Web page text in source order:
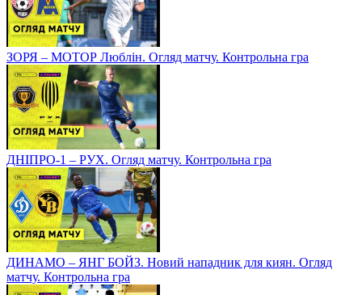
ЗОРЯ – МОТОР Люблін. Огляд матчу. Контрольна гра
ДНІПРО-1 – РУХ. Огляд матчу. Контрольна гра
ДИНАМО – ЯНГ БОЙЗ. Новий нападник для киян. Огляд
матчу. Контрольна гра